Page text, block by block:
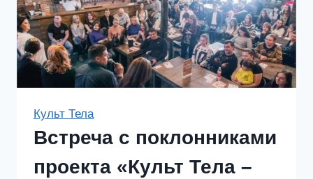
от
Олега
Петеримова
Культ Тела
Встреча с поклонниками
проекта «Культ Тела –